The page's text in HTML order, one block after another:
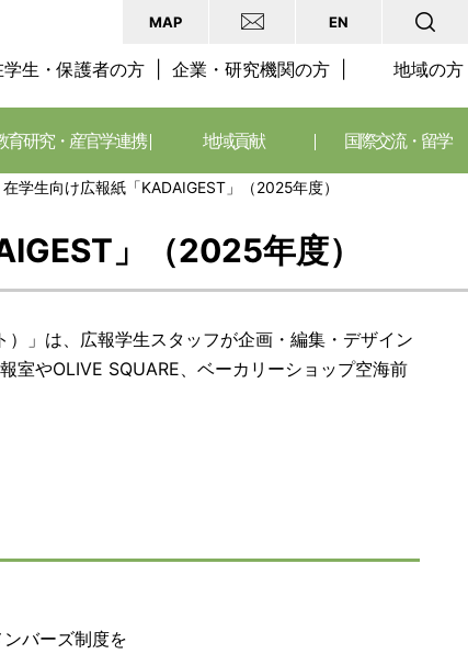
MAP EN
学生・保護者の方 企業・研究機関の方 地域の方
育研究・産官学連携 地域貢献 国際交流・留学
在学生向け広報紙「KADAIGEST」（2025年度）
」（2025年度）
」は、広報学生スタッフが企画・編集・デザイン
室やOLIVE SQUARE、ベーカリーショップ空海前
バーズ制度を